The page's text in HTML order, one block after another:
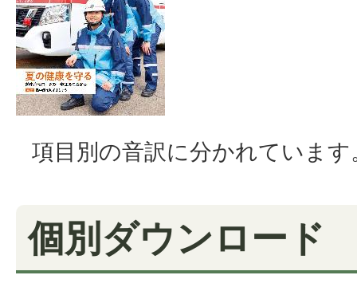
項目別の音訳に分かれています
個別ダウンロード